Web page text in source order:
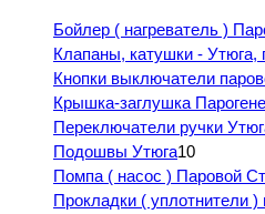
Бойлер ( нагреватель )
Клапаны, катушки - Утюга,
Кнопки выключатели
Крышка-заглушка
Переключатели ручки
Подошвы Утюга10
Помпа ( насос ) Паровой
Прокладки ( уплотнители